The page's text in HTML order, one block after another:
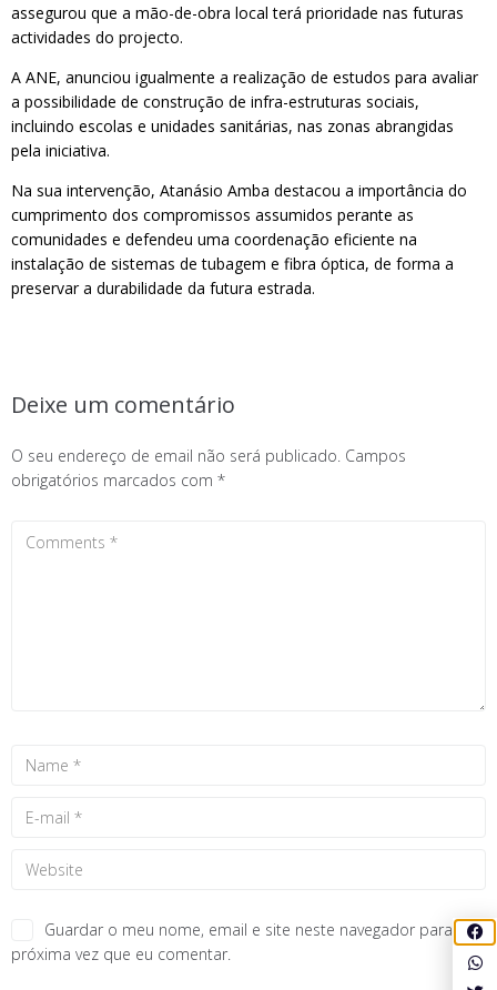
assegurou que a mão-de-obra local terá prioridade nas futuras
actividades do projecto.
A ANE, anunciou igualmente a realização de estudos para avaliar
a possibilidade de construção de infra-estruturas sociais,
incluindo escolas e unidades sanitárias, nas zonas abrangidas
pela iniciativa.
Na sua intervenção, Atanásio Amba destacou a importância do
cumprimento dos compromissos assumidos perante as
comunidades e defendeu uma coordenação eficiente na
instalação de sistemas de tubagem e fibra óptica, de forma a
preservar a durabilidade da futura estrada.
Deixe um comentário
O seu endereço de email não será publicado. Campos
obrigatórios marcados com *
Guardar o meu nome, email e site neste navegador para a
próxima vez que eu comentar.